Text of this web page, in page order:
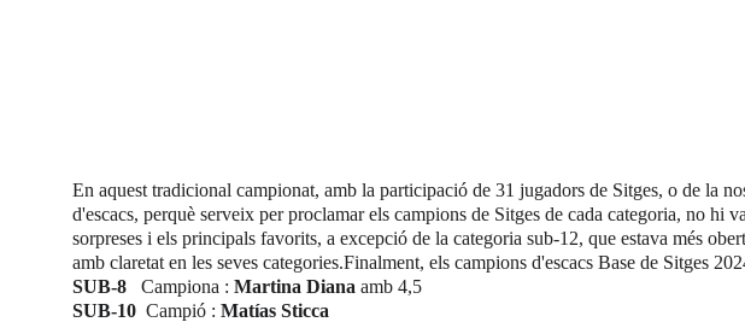
En aquest tradicional campionat, amb la participació de 31 jugadors de Sitges, o de la
d'escacs, perquè serveix per proclamar els campions de Sitges de cada categoria, no hi
sorpreses i els principals favorits, a excepció de la categoria sub-12, que estava més
amb claretat en les seves categories.Finalment, els campions d'escacs Base de Sitges
SUB-8 Campiona : Martina Diana amb 4,5
SUB-10 Campió : Matías Sticca